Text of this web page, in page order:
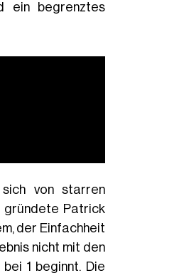
ein begrenztes
von starren
gründete Patrick
der Einfachheit
nicht mit den
1 beginnt. Die